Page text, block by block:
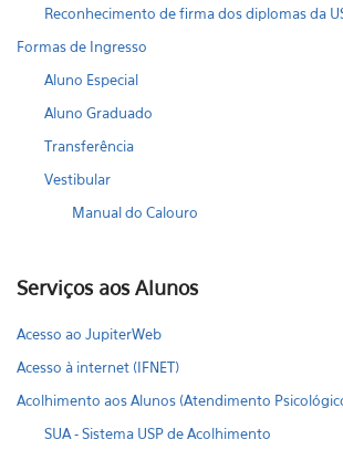
Reconhecimento de firma dos diplomas da
Formas de Ingresso
Aluno Especial
Aluno Graduado
Transferência
Vestibular
Manual do Calouro
Serviços aos Alunos
Acesso ao JupiterWeb
Acesso à internet (IFNET)
Acolhimento aos Alunos (Atendimento
SUA - Sistema USP de Acolhimento